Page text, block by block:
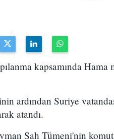
kapsamında
ardından Suriye
atandı.
Şah Tümeni'nin